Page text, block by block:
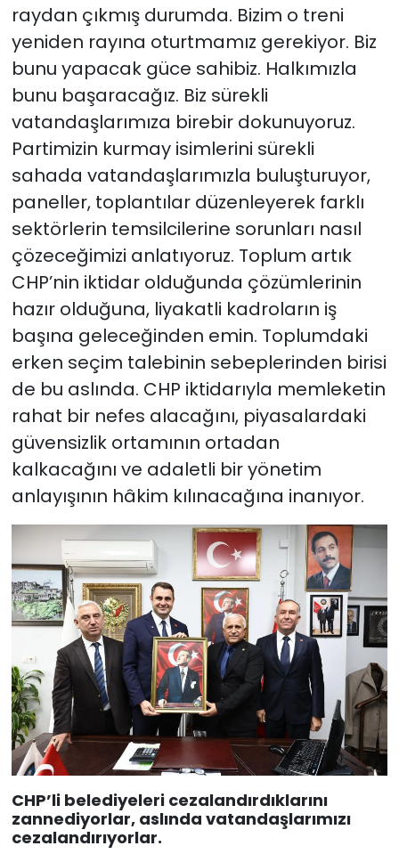
raydan çıkmış durumda. Bizim o treni
yeniden rayına oturtmamız gerekiyor. Biz
bunu yapacak güce sahibiz. Halkımızla
bunu başaracağız. Biz sürekli
vatandaşlarımıza birebir dokunuyoruz.
Partimizin kurmay isimlerini sürekli
sahada vatandaşlarımızla buluşturuyor,
paneller, toplantılar düzenleyerek farklı
sektörlerin temsilcilerine sorunları nasıl
çözeceğimizi anlatıyoruz. Toplum artık
CHP’nin iktidar olduğunda çözümlerinin
hazır olduğuna, liyakatli kadroların iş
başına geleceğinden emin. Toplumdaki
erken seçim talebinin sebeplerinden birisi
de bu aslında. CHP iktidarıyla memleketin
rahat bir nefes alacağını, piyasalardaki
güvensizlik ortamının ortadan
kalkacağını ve adaletli bir yönetim
anlayışının hâkim kılınacağına inanıyor.
CHP’li belediyeleri cezalandırdıklarını
zannediyorlar, aslında vatandaşlarımızı
cezalandırıyorlar.